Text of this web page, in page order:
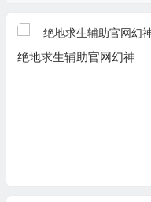
绝地求生辅助官网幻神